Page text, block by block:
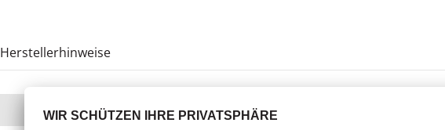
Herstellerhinweise